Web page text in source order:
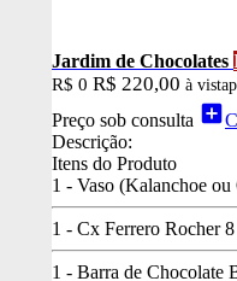
Jardim de Chocolates
R$ 0 R$ 220,00 à vista
Preço sob consulta add_box
Descrição:
Itens do Produto
1 - Vaso (Kalanchoe
1 - Cx Ferrero Rocher
1 - Barra de Chocolate